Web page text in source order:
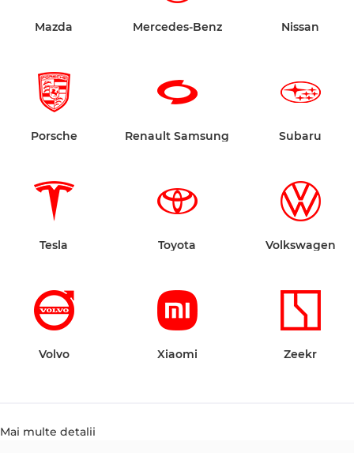
Mazda Mercedes-Benz Nissan
Porsche Renault Samsung Subaru
Tesla Toyota Volkswagen
Volvo Xiaomi Zeekr
Mai multe detalii